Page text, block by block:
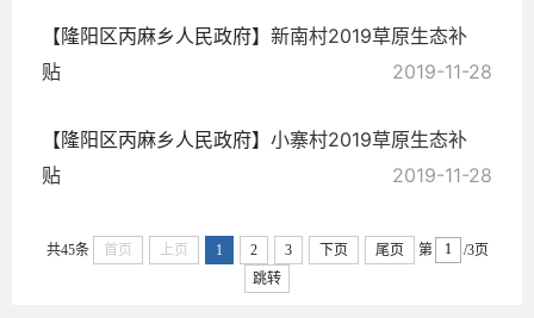
【隆阳区丙麻乡人民政府】 新南村2019草原生态补
贴
2019-11-28
【隆阳区丙麻乡人民政府】 小寨村2019草原生态补
贴
2019-11-28
共45条 首页 上页 1 2 3 下页 尾页 第
/3页
跳转